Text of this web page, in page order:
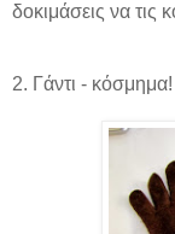
δοκιμάσεις να τις
2. Γάντι - κόσμημα!